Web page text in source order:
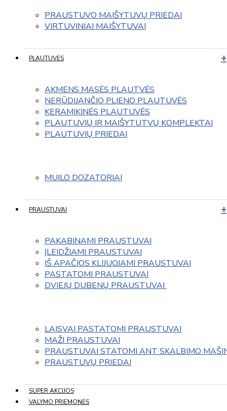
PRAUSTUVO MAIŠYTUVŲ PRIEDAI
VIRTUVINIAI MAIŠYTUVAI
PLAUTUVĖS
AKMENS MASĖS PLAUTVĖS
NERŪDIJANČIO PLIENO PLAUTUVĖS
KERAMIKINĖS PLAUTUVĖS
PLAUTUVIŲ IR MAIŠYTUTVŲ KOMPLEKTAI
PLAUTUVIŲ PRIEDAI
MUILO DOZATORIAI
PRAUSTUVAI
PAKABINAMI PRAUSTUVAI
ĮLEIDŽIAMI PRAUSTUVAI
IŠ APAČIOS KLIJUOJAMI PRAUSTUVAI
PASTATOMI PRAUSTUVAI
DVIEJŲ DUBENŲ PRAUSTUVAI
LAISVAI PASTATOMI PRAUSTUVAI
MAŽI PRAUSTUVAI
PRAUSTUVAI STATOMI ANT SKALBIMO
PRAUSTUVŲ PRIEDAI
SUPER AKCIJOS
VALYMO PRIEMONĖS